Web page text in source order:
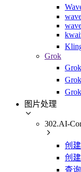
Grok
图片处理
302.AI-
创
创
查